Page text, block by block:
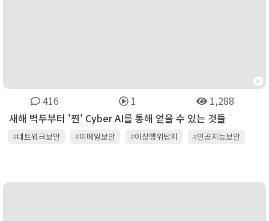
416 1
1,288
새해 벽두부터 '찐' Cyber AI를 통해 얻을 수 있는 것들
#네트워크보안 #이메일보안 #이상행위탐지 #인공지능보안